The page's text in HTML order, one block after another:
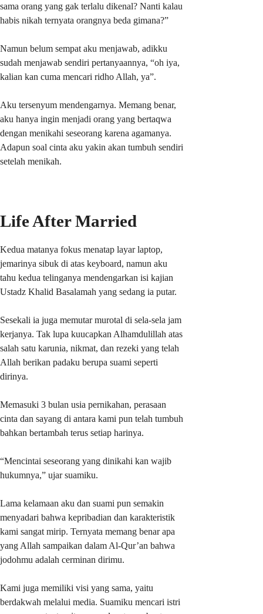
sama orang yang gak terlalu dikenal? Nanti kalau
habis nikah ternyata orangnya beda gimana?”
Namun belum sempat aku menjawab, adikku
sudah menjawab sendiri pertanyaannya, “oh iya,
kalian kan cuma mencari ridho Allah, ya”.
Aku tersenyum mendengarnya. Memang benar,
aku hanya ingin menjadi orang yang bertaqwa
dengan menikahi seseorang karena agamanya.
Adapun soal cinta aku yakin akan tumbuh sendiri
setelah menikah.
Life After Married
Kedua matanya fokus menatap layar laptop,
jemarinya sibuk di atas keyboard, namun aku
tahu kedua telinganya mendengarkan isi kajian
Ustadz Khalid Basalamah yang sedang ia putar.
Sesekali ia juga memutar murotal di sela-sela jam
kerjanya. Tak lupa kuucapkan Alhamdulillah atas
salah satu karunia, nikmat, dan rezeki yang telah
Allah berikan padaku berupa suami seperti
dirinya.
Memasuki 3 bulan usia pernikahan, perasaan
cinta dan sayang di antara kami pun telah tumbuh
bahkan bertambah terus setiap harinya.
“Mencintai seseorang yang dinikahi kan wajib
hukumnya,” ujar suamiku.
Lama kelamaan aku dan suami pun semakin
menyadari bahwa kepribadian dan karakteristik
kami sangat mirip. Ternyata memang benar apa
yang Allah sampaikan dalam Al-Qur’an bahwa
jodohmu adalah cerminan dirimu.
Kami juga memiliki visi yang sama, yaitu
berdakwah melalui media. Suamiku mencari istri